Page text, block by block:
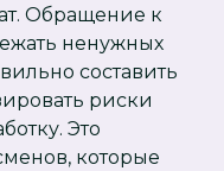
Обращение к
ненужных
составить
риски
Это
которые